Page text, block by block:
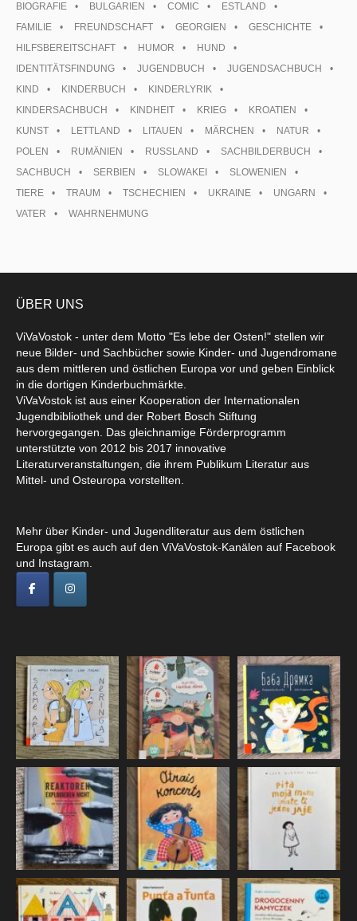
BIOGRAFIE
BULGARIEN COMIC
ESTLAND
FAMILIE
FREUNDSCHAFT GEORGIEN
GESCHICHTE
HILFSBEREITSCHAFT
HUMOR
HUND
IDENTITÄTSFINDUNG
JUGENDBUCH
JUGENDSACHBUCH
KIND
KINDERBUCH
KINDERLYRIK
KINDERSACHBUCH
KINDHEIT KRIEG
KROATIEN
KUNST
LETTLAND LITAUEN MÄRCHEN
NATUR
POLEN
RUMÄNIEN RUSSLAND
SACHBILDERBUCH
SACHBUCH
SERBIEN SLOWAKEI
SLOWENIEN
TIERE
TRAUM TSCHECHIEN UKRAINE
UNGARN
VATER
WAHRNEHMUNG
ÜBER UNS
ViVaVostok - unter dem Motto "Es lebe der Osten!" stellen wir
neue Bilder- und Sachbücher sowie Kinder- und Jugendromane
aus dem mittleren und östlichen Europa vor und geben Einblick
in die dortigen Kinderbuchmärkte.
ViVaVostok ist aus einer Kooperation der Internationalen
Jugendbibliothek und der Robert Bosch Stiftung
hervorgegangen. Das gleichnamige Förderprogramm
unterstützte von 2012 bis 2017 innovative
Literaturveranstaltungen, die ihrem Publikum Literatur aus
Mittel- und Osteuropa vorstellten.
Mehr über Kinder- und Jugendliteratur aus dem östlichen
Europa gibt es auch auf den ViVaVostok-Kanälen auf Facebook
und Instagram.